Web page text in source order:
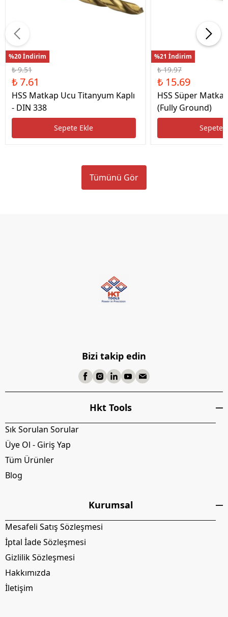
%20 İndirim
₺ 9.51
₺ 7.61
HSS Matkap Ucu Titanyum Kaplı
- DIN 338
Sepete Ekle
%21 İndirim
₺ 19.97
₺ 15.69
HSS Süper
(Fully Ground)
Sepete
Tümünü Gör
Bizi takip edin
Hkt Tools
Sık Sorulan Sorular
Üye Ol - Giriş Yap
Tüm Ürünler
Blog
Kurumsal
Mesafeli Satış Sözleşmesi
İptal İade Sözleşmesi
Gizlilik Sözleşmesi
Hakkımızda
İletişim